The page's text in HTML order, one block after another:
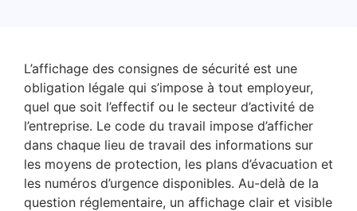
L’affichage des consignes de sécurité est une
obligation légale qui s’impose à tout employeur,
quel que soit l’effectif ou le secteur d’activité de
l’entreprise. Le code du travail impose d’afficher
dans chaque lieu de travail des informations sur
les moyens de protection, les plans d’évacuation et
les numéros d’urgence disponibles. Au-delà de la
question réglementaire, un affichage clair et visible